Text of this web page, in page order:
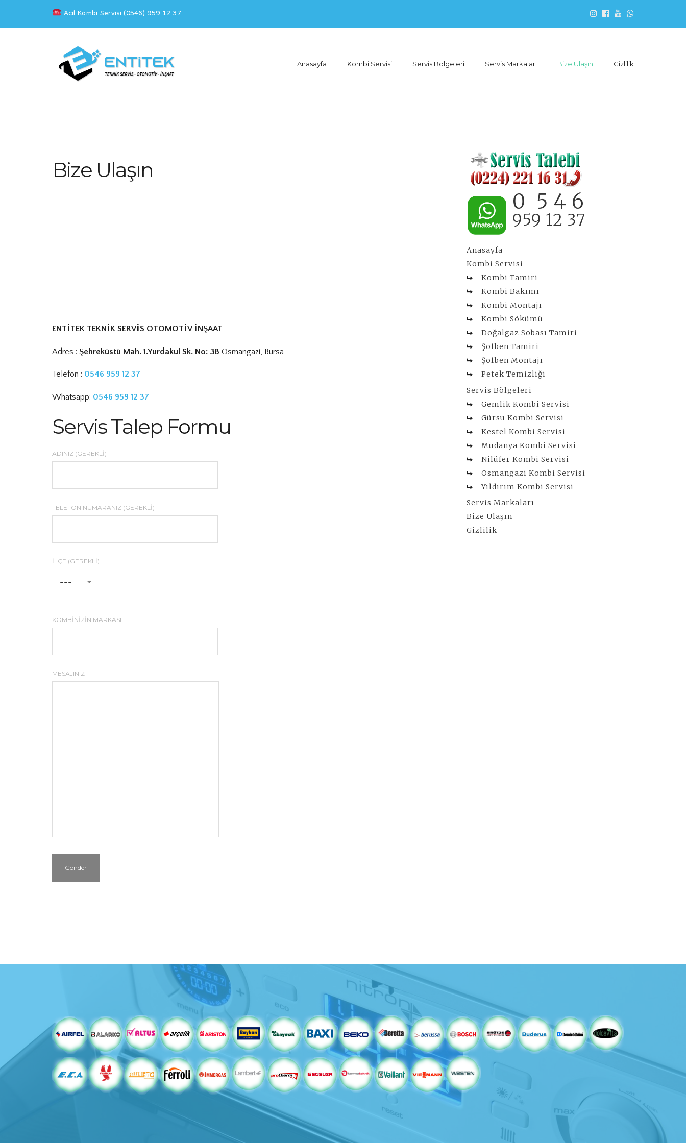
Acil Kombi Servisi (0546) 959 12 37
Anasayfa Kombi Servisi Servis Bölgeleri Servis Markaları Bize Ulaşın Gizlilik
Bize Ulaşın
ENTİTEK TEKNİK SERVİS OTOMOTİV İNŞAAT
Adres : Şehreküstü Mah. 1.Yurdakul Sk. No: 3B Osmangazi, Bursa
Telefon : 0546 959 12 37
Whatsapp: 0546 959 12 37
Servis Talep Formu
ADINIZ (GEREKLI)
TELEFON NUMARANIZ (GEREKLI)
İLÇE (GEREKLI)
---
KOMBINIZIN MARKASI
MESAJINIZ
0 5 4 6
959 12 37
Anasayfa
Kombi Servisi
Kombi Tamiri
Kombi Bakımı
Kombi Montajı
Kombi Sökümü
Doğalgaz Sobası Tamiri
Şofben Tamiri
Şofben Montajı
Petek Temizliği
Servis Bölgeleri
Gemlik Kombi Servisi
Gürsu Kombi Servisi
Kestel Kombi Servisi
Mudanya Kombi Servisi
Nilüfer Kombi Servisi
Osmangazi Kombi Servisi
Yıldırım Kombi Servisi
Servis Markaları
Bize Ulaşın
Gizlilik